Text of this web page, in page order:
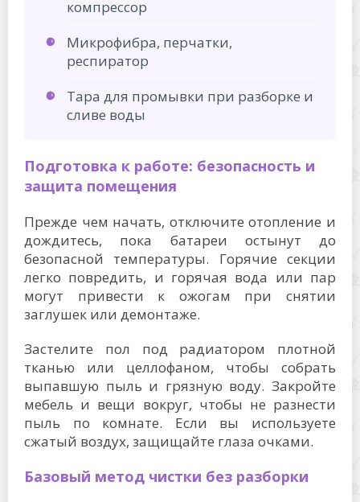
компрессор
Микрофибра, перчатки,
респиратор
Тара для промывки при разборке и
сливе воды
Подготовка к работе: безопасность и
защита помещения
Прежде чем начать, отключите отопление и
дождитесь, пока батареи остынут до
безопасной температуры. Горячие секции
легко повредить, и горячая вода или пар
могут привести к ожогам при снятии
заглушек или демонтаже.
Застелите пол под радиатором плотной
тканью или целлофаном, чтобы собрать
выпавшую пыль и грязную воду. Закройте
мебель и вещи вокруг, чтобы не разнести
пыль по комнате. Если вы используете
сжатый воздух, защищайте глаза очками.
Базовый метод чистки без разборки